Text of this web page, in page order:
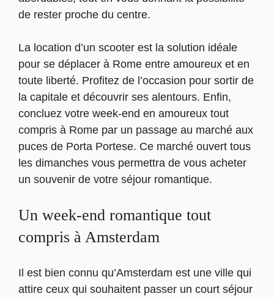
de rester proche du centre.
La location d’un scooter est la solution idéale
pour se déplacer à Rome entre amoureux et en
toute liberté. Profitez de l’occasion pour sortir de
la capitale et découvrir ses alentours. Enfin,
concluez votre week-end en amoureux tout
compris à Rome par un passage au marché aux
puces de Porta Portese. Ce marché ouvert tous
les dimanches vous permettra de vous acheter
un souvenir de votre séjour romantique.
Un week-end romantique tout
compris à Amsterdam
Il est bien connu qu’Amsterdam est une ville qui
attire ceux qui souhaitent passer un court séjour